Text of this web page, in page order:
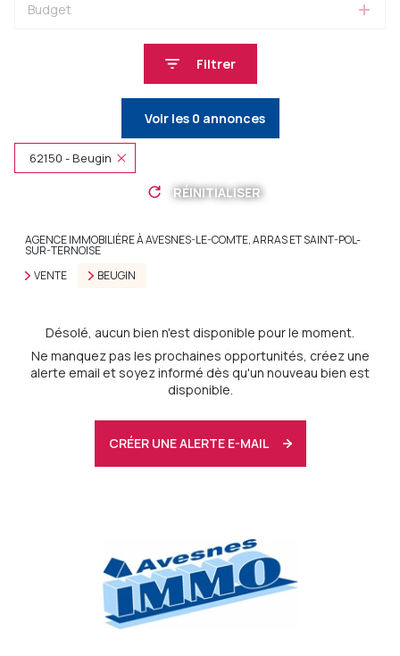
Budget
Filtrer
Voir les 0 annonces
62150 - Beugin
RÉINITIALISER
AGENCE IMMOBILIÈRE À AVESNES-LE-COMTE, ARRAS ET SAINT-POL-
SUR-TERNOISE
VENTE
BEUGIN
Désolé, aucun bien n'est disponible pour le moment.
Ne manquez pas les prochaines opportunités, créez une
alerte email et soyez informé dès qu'un nouveau bien est
disponible.
CRÉER UNE ALERTE E-MAIL